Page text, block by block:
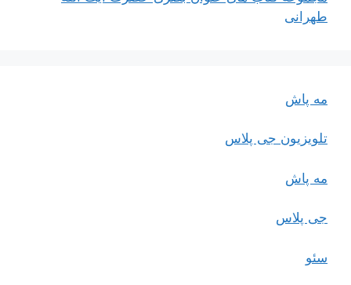
طهرانی
مه پاش
تلویزیون جی پلاس
مه پاش
جی پلاس
سئو